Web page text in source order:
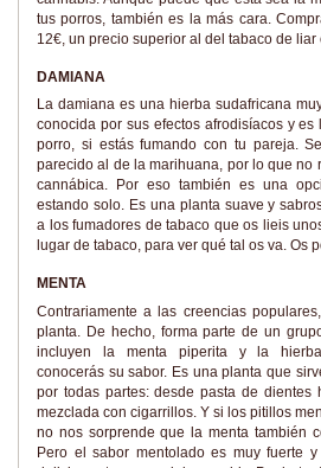
tus porros, también es la más cara.
12€, un precio superior al del tabaco de liar
DAMIANA
La damiana es una hierba sudafricana
conocida por sus efectos afrodisíacos y
porro, si estás fumando con tu pareja.
parecido al de la marihuana, por lo que no
cannábica. Por eso también es una
estando solo. Es una planta suave y
a los fumadores de tabaco que os lieis
lugar de tabaco, para ver qué tal os va. Os
MENTA
Contrariamente a las creencias
planta. De hecho, forma parte de un
incluyen la menta piperita y la
conocerás su sabor. Es una planta que
por todas partes: desde pasta de dientes
mezclada con cigarrillos. Y si los pitillos
no nos sorprende que la menta también
Pero el sabor mentolado es muy fuerte